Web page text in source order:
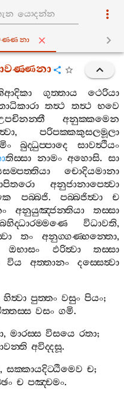
ගුත‍්තාය
ථෙරියා
තත්‍ථ තත්‍ථ භවෙ
අනුක‍්කමෙන
, පරිපක‍්කකුසලමූලා
බුද‍්ධුප‍්පාදෙ
සාවත්‍ථියං
තිස‍්සා නාමං අහොසි.සා
චොදියමානා
අනුජානාපෙත්‍වා
පබ‍්බජි. පබ‍්බජිත්‍වා
ච
අනුයුඤ‍්ජන‍්තියා
තස‍්සා
බහිද‍්ධාරම‍්මණෙ විධාවති,
තං අනුග‍්ගණ‍්හන‍්තො,
ඔභාසං ඵරිත්‍වා
තස‍්සා
විය අත‍්තානං
දස‍්සෙත්‍වා
හිත්‍වා පුත‍්තං වසුං පියං;
වසං ගමි.
,මාරස‍්ස විසයෙ රතා;
අවිද‍්දසූ.
,සක‍්කායදිට‍්ඨිමෙව ච;
ච පඤ‍්චමං.